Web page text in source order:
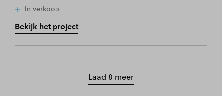
In verkoop
Bekijk het project
Laad 8 meer